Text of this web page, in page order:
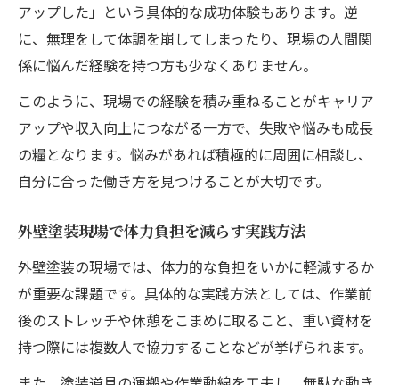
アップした」という具体的な成功体験もあります。逆
に、無理をして体調を崩してしまったり、現場の人間関
係に悩んだ経験を持つ方も少なくありません。
このように、現場での経験を積み重ねることがキャリア
アップや収入向上につながる一方で、失敗や悩みも成長
の糧となります。悩みがあれば積極的に周囲に相談し、
自分に合った働き方を見つけることが大切です。
外壁塗装現場で体力負担を減らす実践方法
外壁塗装の現場では、体力的な負担をいかに軽減するか
が重要な課題です。具体的な実践方法としては、作業前
後のストレッチや休憩をこまめに取ること、重い資材を
持つ際には複数人で協力することなどが挙げられます。